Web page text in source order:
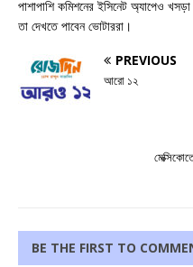
পাশাপাশি কমিশনের ইসিনেট অ্যাপেও
তা দেখতে পাবেন ভোটাররা।
PREVIOUS
আরো ১২
BE THE FIRST TO